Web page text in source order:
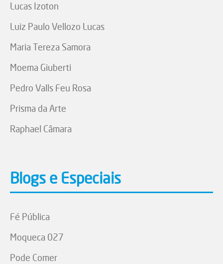
Lucas Izoton
Luiz Paulo Vellozo Lucas
Maria Tereza Samora
Moema Giuberti
Pedro Valls Feu Rosa
Prisma da Arte
Raphael Câmara
Blogs e Especiais
Fé Pública
Moqueca 027
Pode Comer